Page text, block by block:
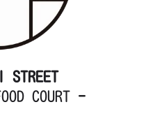
STREET
COURT -